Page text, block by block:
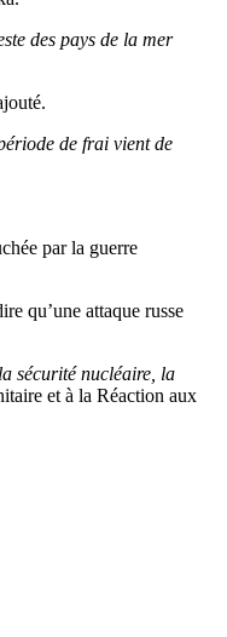
des pays de la mer
de frai vient de
par la guerre
qu’une attaque russe
sécurité nucléaire, la
et à la Réaction aux